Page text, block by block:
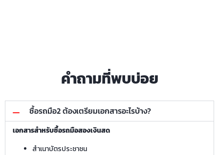
คำถามที่พบบ่อย
ซื้อรถมือ2 ต้องเตรียมเอกสารอะไรบ้าง?
เอกสารสำหรับซื้อรถมือสองเงินสด
สำเนาบัตรประชาชน